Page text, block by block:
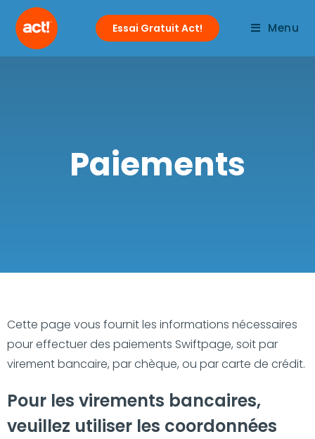
Menu
Essai Gratuit Act!
Paiements
Cette page vous fournit les informations nécessaires
pour effectuer des paiements Swiftpage, soit par
virement bancaire, par chèque, ou par carte de crédit.
Pour les virements bancaires,
veuillez utiliser les coordonnées